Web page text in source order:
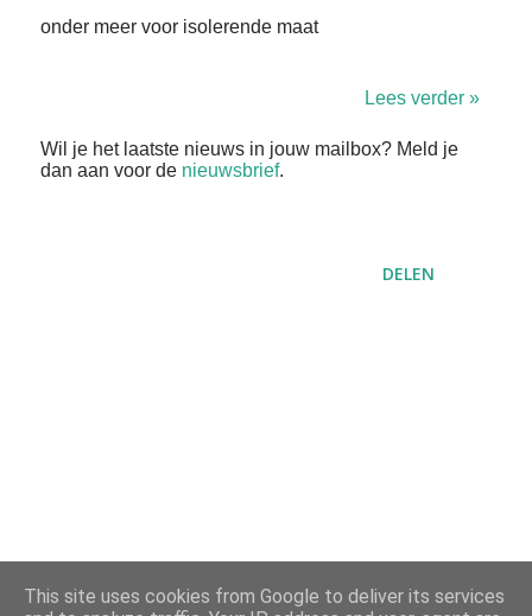
onder meer voor isolerende maat
Lees verder »
Wil je het laatste nieuws in jouw mailbox? Meld je
dan aan voor de nieuwsbrief.
DELEN
This site uses cookies from Google to deliver its services